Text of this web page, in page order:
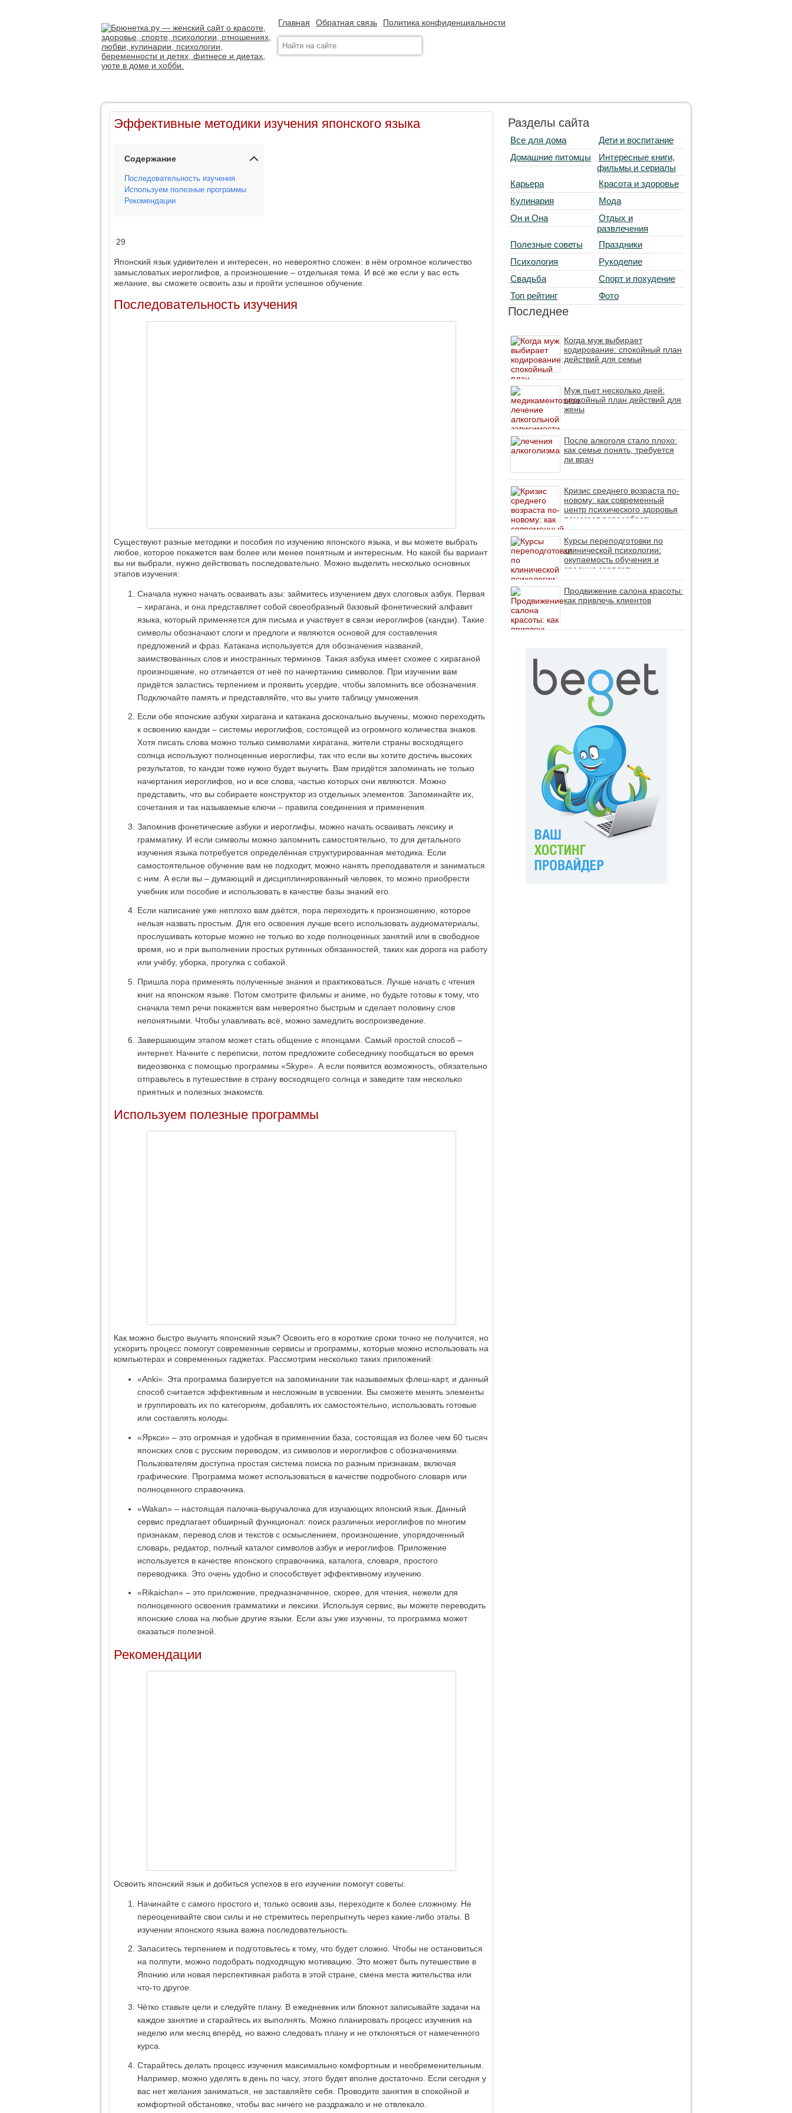
Главная Обратная связь Политика конфиденциальности
Эффективные методики изучения японского языка
Содержание
Последовательность изучения
Используем полезные программы
Рекомендации
29
Японский язык удивителен и интересен, но невероятно сложен: в нём огромное количество
замысловатых иероглифов, а произношение – отдельная тема. И всё же если у вас есть
желание, вы сможете освоить азы и пройти успешное обучение.
Последовательность изучения
Существуют разные методики и пособия по изучению японского языка, и вы можете выбрать
любое, которое покажется вам более или менее понятным и интересным. Но какой бы вариант
вы ни выбрали, нужно действовать последовательно. Можно выделить несколько основных
этапов изучения:
Сначала нужно начать осваивать азы: займитесь изучением двух слоговых азбук. Первая
– хирагана, и она представляет собой своеобразный базовый фонетический алфавит
языка, который применяется для письма и участвует в связи иероглифов (кандзи). Такие
символы обозначают слоги и предлоги и являются основой для составления
предложений и фраз. Катакана используется для обозначения названий,
заимствованных слов и иностранных терминов. Такая азбука имеет схожее с хираганой
произношение, но отличается от неё по начертанию символов. При изучении вам
придётся запастись терпением и проявить усердие, чтобы запомнить все обозначения.
Подключайте память и представляйте, что вы учите таблицу умножения.
Если обе японские азбуки хирагана и катакана досконально выучены, можно переходить
к освоению кандзи – системы иероглифов, состоящей из огромного количества знаков.
Хотя писать слова можно только символами хирагана, жители страны восходящего
солнца используют полноценные иероглифы, так что если вы хотите достичь высоких
результатов, то кандзи тоже нужно будет выучить. Вам придётся запоминать не только
начертания иероглифов, но и все слова, частью которых они являются. Можно
представить, что вы собираете конструктор из отдельных элементов. Запоминайте их,
сочетания и так называемые ключи – правила соединения и применения.
Запомнив фонетические азбуки и иероглифы, можно начать осваивать лексику и
грамматику. И если символы можно запомнить самостоятельно, то для детального
изучения языка потребуется определённая структурированная методика. Если
самостоятельное обучение вам не подходит, можно нанять преподавателя и заниматься
с ним. А если вы – думающий и дисциплинированный человек, то можно приобрести
учебник или пособие и использовать в качестве базы знаний его.
Если написание уже неплохо вам даётся, пора переходить к произношению, которое
нельзя назвать простым. Для его освоения лучше всего использовать аудиоматериалы,
прослушивать которые можно не только во ходе полноценных занятий или в свободное
время, но и при выполнении простых рутинных обязанностей, таких как дорога на работу
или учёбу, уборка, прогулка с собакой.
Пришла пора применять полученные знания и практиковаться. Лучше начать с чтения
книг на японском языке. Потом смотрите фильмы и аниме, но будьте готовы к тому, что
сначала темп речи покажется вам невероятно быстрым и сделает половину слов
непонятными. Чтобы улавливать всё, можно замедлить воспроизведение.
Завершающим этапом может стать общение с японцами. Самый простой способ –
интернет. Начните с переписки, потом предложите собеседнику пообщаться во время
видеозвонка с помощью программы «Skype». А если появится возможность, обязательно
отправьтесь в путешествие в страну восходящего солнца и заведите там несколько
приятных и полезных знакомств.
Используем полезные программы
Как можно быстро выучить японский язык? Освоить его в короткие сроки точно не получится, но
ускорить процесс помогут современные сервисы и программы, которые можно использовать на
компьютерах и современных гаджетах. Рассмотрим несколько таких приложений:
«Anki». Эта программа базируется на запоминании так называемых флеш-карт, и данный
способ считается эффективным и несложным в усвоении. Вы сможете менять элементы
и группировать их по категориям, добавлять их самостоятельно, использовать готовые
или составлять колоды.
«Яркси» – это огромная и удобная в применении база, состоящая из более чем 60 тысяч
японских слов с русским переводом, из символов и иероглифов с обозначениями.
Пользователям доступна простая система поиска по разным признакам, включая
графические. Программа может использоваться в качестве подробного словаря или
полноценного справочника.
«Wakan» – настоящая палочка-выручалочка для изучающих японский язык. Данный
сервис предлагает обширный функционал: поиск различных иероглифов по многим
признакам, перевод слов и текстов с осмыслением, произношение, упорядоченный
словарь, редактор, полный каталог символов азбук и иероглифов. Приложение
используется в качестве японского справочника, каталога, словаря, простого
переводчика. Это очень удобно и способствует эффективному изучению.
«Rikaichan» – это приложение, предназначенное, скорее, для чтения, нежели для
полноценного освоения грамматики и лексики. Используя сервис, вы можете переводить
японские слова на любые другие языки. Если азы уже изучены, то программа может
оказаться полезной.
Рекомендации
Освоить японский язык и добиться успехов в его изучении помогут советы:
Начинайте с самого простого и, только освоив азы, переходите к более сложному. Не
переоценивайте свои силы и не стремитесь перепрыгнуть через какие-либо этапы. В
изучении японского языка важна последовательность.
Запаситесь терпением и подготовьтесь к тому, что будет сложно. Чтобы не остановиться
на полпути, можно подобрать подходящую мотивацию. Это может быть путешествие в
Японию или новая перспективная работа в этой стране, смена места жительства или
что-то другое.
Чётко ставьте цели и следуйте плану. В ежедневник или блокнот записывайте задачи на
каждое занятие и старайтесь их выполнять. Можно планировать процесс изучения на
неделю или месяц вперёд, но важно следовать плану и не отклоняться от намеченного
курса.
Старайтесь делать процесс изучения максимально комфортным и необременительным.
Например, можно уделять в день по часу, этого будет вполне достаточно. Если сегодня у
вас нет желания заниматься, не заставляйте себя. Проводите занятия в спокойной и
комфортной обстановке, чтобы вас ничего не раздражало и не отвлекало.
Разделы сайта
Все для дома
Дети и воспитание
Домашние питомцы
Интересные книги,
фильмы и сериалы
Карьера
Красота и здоровье
Кулинария
Мода
Он и Она
Отдых и
развлечения
Полезные советы
Праздники
Психология
Рукоделие
Свадьба
Спорт и похудение
Топ рейтинг
Фото
Последнее
Когда муж выбирает
кодирование: спокойный план
действий для семьи
Муж пьет несколько дней:
спокойный план действий для
жены
После алкоголя стало плохо:
как семье понять, требуется
ли врач
Кризис среднего возраста по-
новому: как современный
центр психического здоровья
помогает пересобрать
личность без таблеток (методы
ДПДГ и КПТ)
Курсы переподготовки по
клинической психологии:
окупаемость обучения и
средние зарплаты
специалистов в 2026 году
Продвижение салона красоты:
как привлечь клиентов